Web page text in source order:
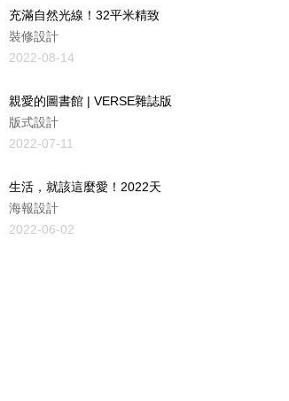
充滿自然光線！32平米精致
裝修設計
2022-08-14
親愛的圖書館 | VERSE雜誌版
版式設計
2022-07-11
生活，就該這麼愛！2022天
海報設計
2022-06-02